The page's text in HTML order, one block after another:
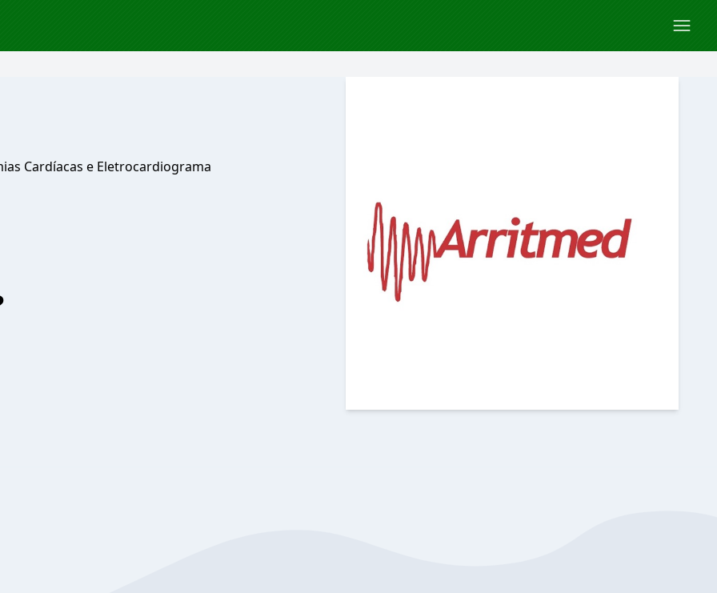
Cardíacas e Eletrocardiograma